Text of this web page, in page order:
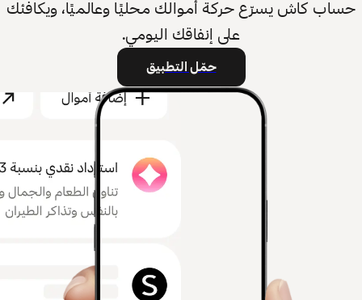
حساب كاش يسرّع حركة أموالك محليًا وعالميًا، ويكافئك
على إنفاقك اليومي.
حمّل التطبيق